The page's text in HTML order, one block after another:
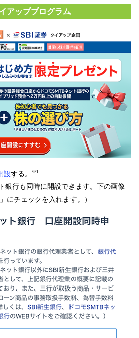
アッププログラム
設する。 ※1
銀行も同時に開設できます。下の画像
にチェックを入れます。）